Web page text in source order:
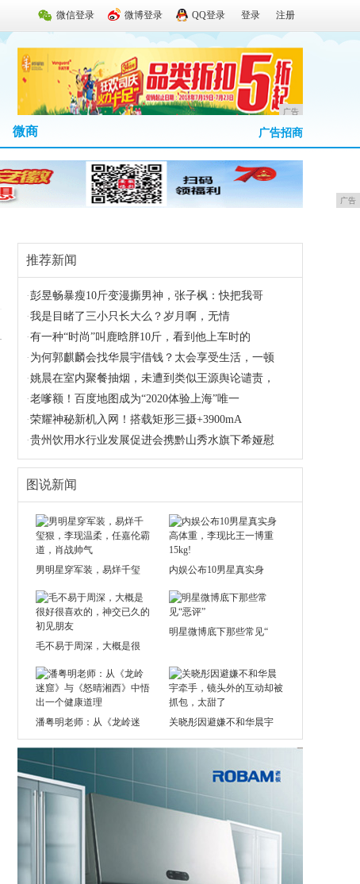
微信登录 微博登录 QQ登录 登录 注册
广告
微商 广告招商
广告
推荐新闻
·彭昱畅暴瘦10斤变漫撕男神，张子枫：快把我哥
·我是目睹了三小只长大么？岁月啊，无情
·有一种“时尚”叫鹿晗胖10斤，看到他上车时的
· 为何郭麒麟会找华晨宇借钱？太会享受生活，一顿
·姚晨在室内聚餐抽烟，未遭到类似王源舆论谴责，
·老嗲额！百度地图成为“2020体验上海”唯一
·荣耀神秘新机入网！搭载矩形三摄+3900mA
·贵州饮用水行业发展促进会携黔山秀水旗下希娅慰
图说新闻
男明星穿军装，易烊千玺 内娱公布10男星真实身
毛不易于周深，大概是很
明星微博底下那些常见“
潘粤明老师：从《龙岭迷 关晓彤因避嫌不和华晨宇